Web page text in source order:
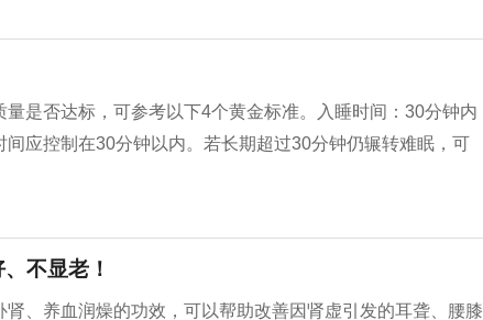
是否达标，可参考以下4个黄金标准。入睡时间：30分钟内
应控制在30分钟以内。若长期超过30分钟仍辗转难眠，可
不显老！
、养血润燥的功效，可以帮助改善因肾虚引发的耳聋、腰膝